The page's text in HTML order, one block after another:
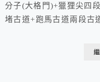
分子(大格門)+獵狸尖四
堵古道+跑馬古道兩段古